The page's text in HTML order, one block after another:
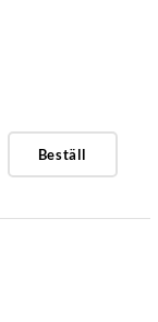
Beställ